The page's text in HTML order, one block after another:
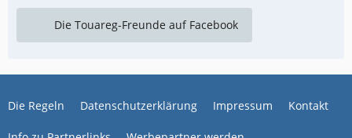
Die Touareg-Freunde auf Facebook
Die Regeln Datenschutzerklärung Impressum Kontakt